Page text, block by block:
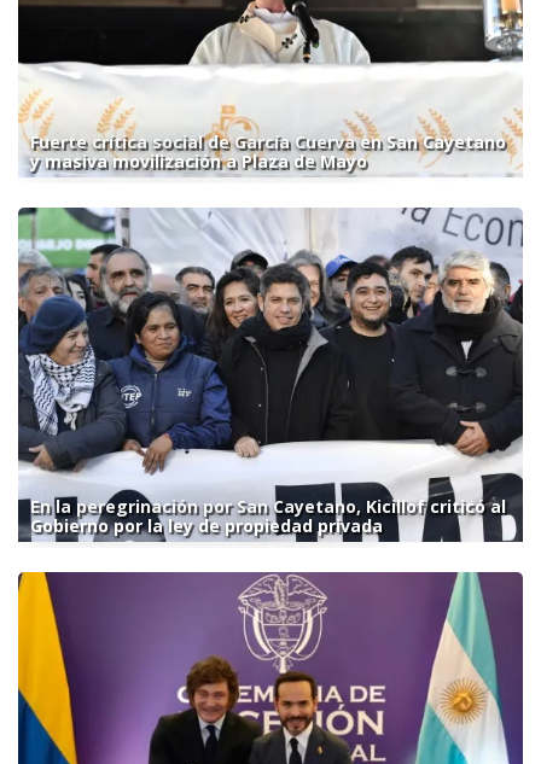
Fuerte crítica social de García Cuerva en San Cayetano
y masiva movilización a Plaza de Mayo
En la peregrinación por San Cayetano, Kicillof criticó al
Gobierno por la ley de propiedad privada